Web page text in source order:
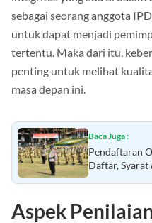
integritas yang ada di
sebagai seorang anggota
untuk dapat menjadi
tertentu. Maka dari itu,
penting untuk melihat
Baca Juga :
Pendaftaran